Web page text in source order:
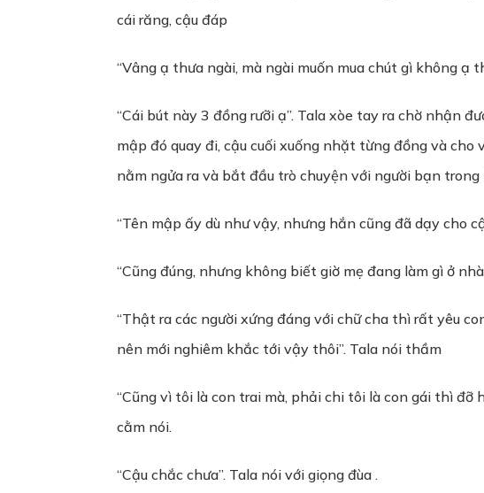
cái răng, cậu đáp
“Vâng ạ thưa ngài, mà ngài muốn mua chút gì không ạ
“Cái bút này 3 đồng rưỡi ạ”. Tala xòe tay ra chờ nhận
mập đó quay đi, cậu cuối xuống nhặt từng đồng và
nằm ngửa ra và bắt đầu trò chuyện với người bạn
“Tên mập ấy dù như vậy, nhưng hắn cũng đã dạy cho
“Cũng đúng, nhưng không biết giờ mẹ đang làm gì ở
“Thật ra các người xứng đáng với chữ cha thì rất yêu
nên mới nghiêm khắc tới vậy thôi”. Tala nói thầm
“Cũng vì tôi là con trai mà, phải chi tôi là con gái thì
cằm nói.
“Cậu chắc chưa”. Tala nói với giọng đùa .